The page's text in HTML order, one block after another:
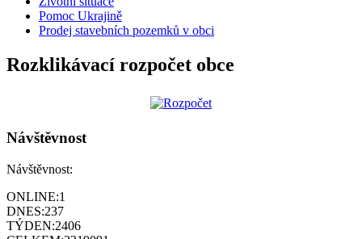
Pomoc Ukrajině
Prodej stavebních pozemků v obci
Rozklikávací rozpočet obce
Návštěvnost
Návštěvnost:
ONLINE:1
DNES:237
TÝDEN:2406